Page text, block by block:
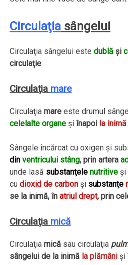
Circulaţia sângelui
Circulaţia sângelui estedublă şi
circulaţie.
Circulaţia mare
Circulaţiamare este drumul
celelalte organe şiînapoi la inimă.
Sângele încărcat cu oxigen şi
din ventricului stâng, prin artera
unde lasă substanţele nutritive şi
cudioxid de carbon şi substanţe
se la inimă, înatriul drept, prin
Circulaţia mică
Circulaţiamică sau circulaţia
sângelui de la inimă la plămâni şi